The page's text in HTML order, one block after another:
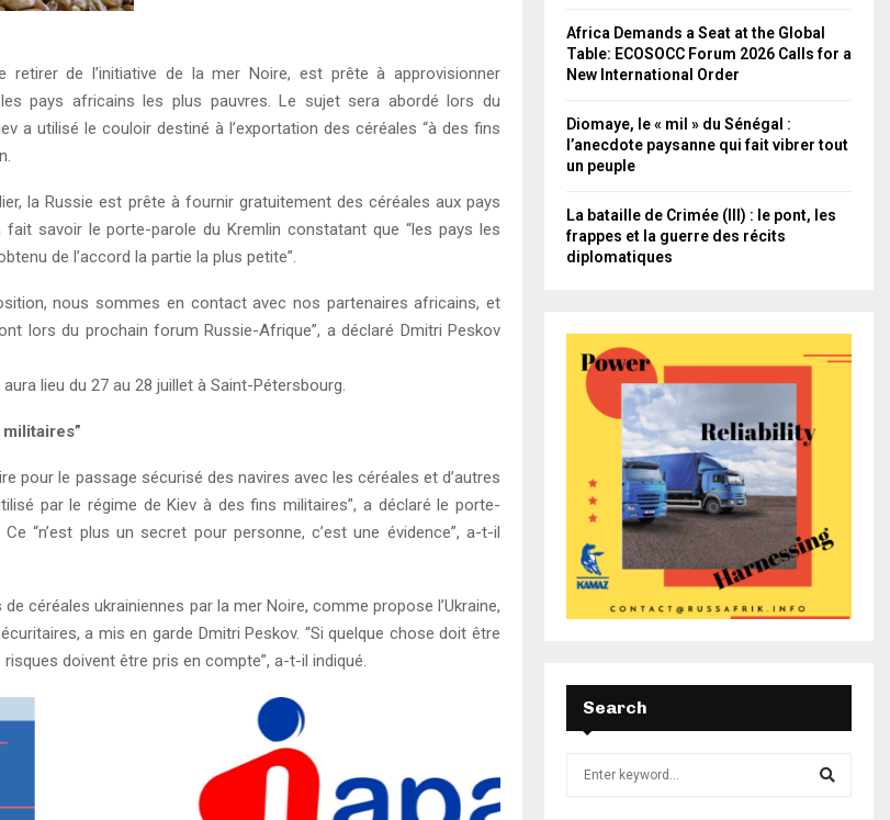
retirer de l’initiative de la mer Noire, est prête à approvisionner
pays africains les plus pauvres. Le sujet sera abordé lors du
a utilisé le couloir destiné à l’exportation des céréales “à des fins
la Russie est prête à fournir gratuitement des céréales aux pays
savoir le porte-parole du Kremlin constatant que “les pays les
de l’accord la partie la plus petite”.
nous sommes en contact avec nos partenaires africains, et
lors du prochain forum Russie-Afrique”, a déclaré Dmitri Peskov
lieu du 27 au 28 juillet à Saint-Pétersbourg.
pour le passage sécurisé des navires avec les céréales et d’autres
par le régime de Kiev à des fins militaires”, a déclaré le porte-
“n’est plus un secret pour personne, c’est une évidence”, a-t-il
céréales ukrainiennes par la mer Noire, comme propose l’Ukraine,
a mis en garde Dmitri Peskov. “Si quelque chose doit être
doivent être pris en compte”, a-t-il indiqué.
Africa Demands a Seat at the Global
Table: ECOSOCC Forum 2026 Calls for a
New International Order
Diomaye, le « mil » du Sénégal :
l’anecdote paysanne qui fait vibrer tout
un peuple
La bataille de Crimée (III) : le pont, les
frappes et la guerre des récits
diplomatiques
Search